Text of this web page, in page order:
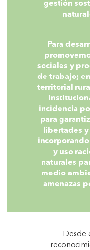
gestión
Para
sociales y
de trabajo;
territorial
incidencia
para
libertades
y uso
naturales
medio
amenazas
Desde